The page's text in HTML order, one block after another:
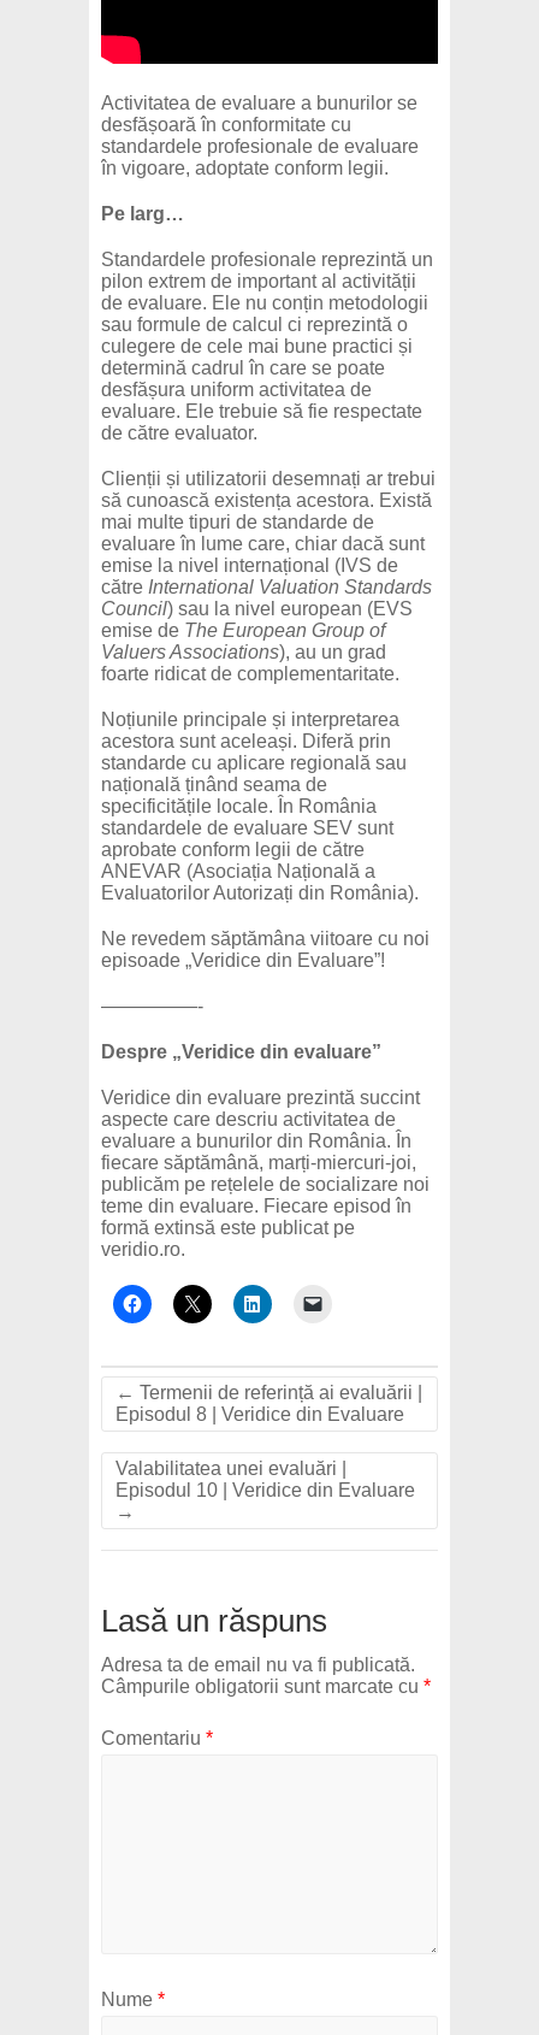
Activitatea de evaluare a bunurilor se
desfășoară în conformitate cu
standardele profesionale de evaluare
în vigoare, adoptate conform legii.
Pe larg…
Standardele profesionale reprezintă un
pilon extrem de important al activității
de evaluare. Ele nu conțin metodologii
sau formule de calcul ci reprezintă o
culegere de cele mai bune practici și
determină cadrul în care se poate
desfășura uniform activitatea de
evaluare. Ele trebuie să fie respectate
de către evaluator.
Clienții și utilizatorii desemnați ar trebui
să cunoască existența acestora. Există
mai multe tipuri de standarde de
evaluare în lume care, chiar dacă sunt
emise la nivel internațional (IVS de
către International Valuation Standards
Council) sau la nivel european (EVS
emise de The European Group of
Valuers Associations), au un grad
foarte ridicat de complementaritate.
Noțiunile principale și interpretarea
acestora sunt aceleași. Diferă prin
standarde cu aplicare regională sau
națională ținând seama de
specificitățile locale. În România
standardele de evaluare SEV sunt
aprobate conform legii de către
ANEVAR (Asociația Națională a
Evaluatorilor Autorizați din România).
Ne revedem săptămâna viitoare cu noi
episoade „Veridice din Evaluare”!
—————-
Despre „Veridice din evaluare”
Veridice din evaluare prezintă succint
aspecte care descriu activitatea de
evaluare a bunurilor din România. În
fiecare săptămână, marți-miercuri-joi,
publicăm pe rețelele de socializare noi
teme din evaluare. Fiecare episod în
formă extinsă este publicat pe
veridio.ro.
← Termenii de referință ai evaluării |
Episodul 8 | Veridice din Evaluare
Valabilitatea unei evaluări |
Episodul 10 | Veridice din Evaluare
→
Lasă un răspuns
Adresa ta de email nu va fi publicată.
Câmpurile obligatorii sunt marcate cu *
Comentariu *
Nume *